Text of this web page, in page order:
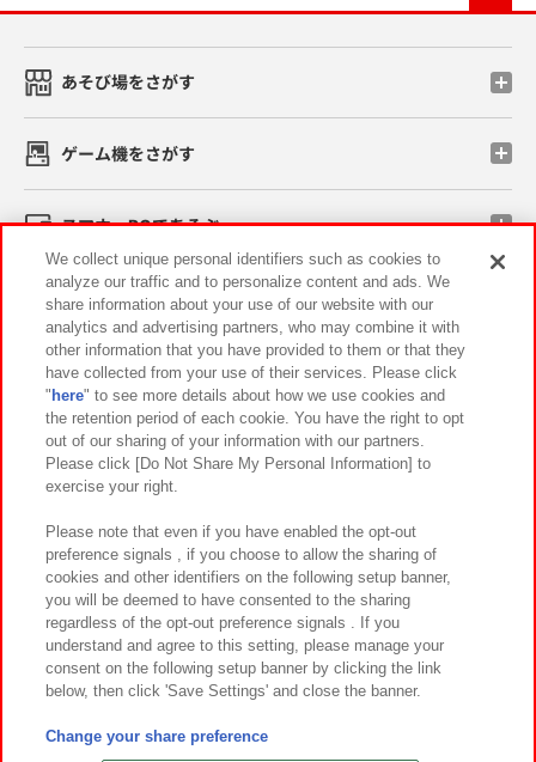
あそび場をさがす
ゲーム機をさがす
スマホ・PCであそぶ
イベント・キャンペーン
関連会社 サステナビリティ サイトポリシー
プライバシーポリシー ウェブアクセシビリティ方針と検証結果
お取引先さまとともに
カスタマーハラスメント対応方針 よくあるご質問・お問い合わせ
©Bandai Namco Amusement Inc.
©Bandai Namco Amusement Lab Inc.
We collect unique personal identifiers such as cookies to
analyze our traffic and to personalize content and ads. We
share information about your use of our website with our
analytics and advertising partners, who may combine it with
other information that you have provided to them or that they
have collected from your use of their services. Please click
" here" to see more details about how we use cookies and
the retention period of each cookie. You have the right to opt
out of our sharing of your information with our partners.
Please click [Do Not Share My Personal Information] to
exercise your right.
Please note that even if you have enabled the opt-out
preference signals , if you choose to allow the sharing of
cookies and other identifiers on the following setup banner,
you will be deemed to have consented to the sharing
regardless of the opt-out preference signals . If you
understand and agree to this setting, please manage your
consent on the following setup banner by clicking the link
below, then click 'Save Settings' and close the banner.
Change your share preference